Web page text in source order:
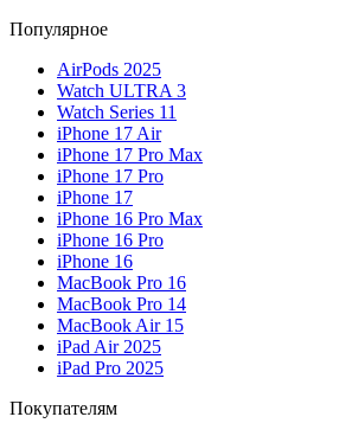
Популярное
AirPods 2025
Watch ULTRA 3
Watch Series 11
iPhone 17 Air
iPhone 17 Pro Max
iPhone 17 Pro
iPhone 17
iPhone 16 Pro Max
iPhone 16 Pro
iPhone 16
MacBook Pro 16
MacBook Pro 14
MacBook Air 15
iPad Air 2025
iPad Pro 2025
Покупателям